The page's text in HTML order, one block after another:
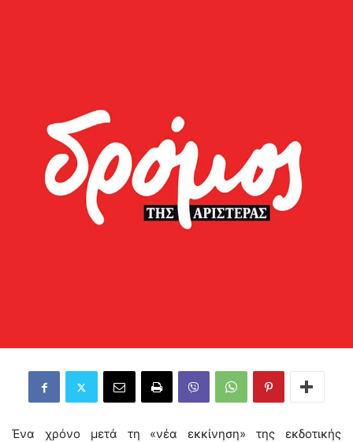
Ένα χρόνο μετά τη «νέα εκκίνηση» της εκδοτικής